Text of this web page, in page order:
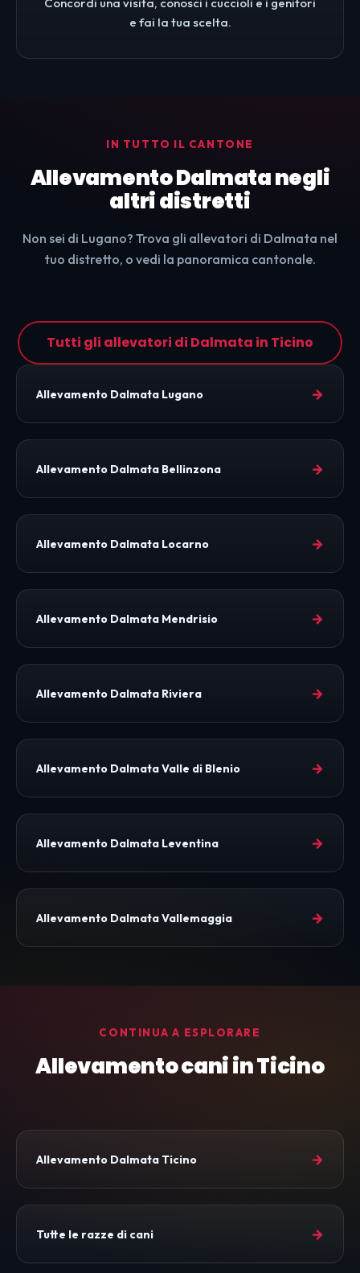
e fai la tua scelta.
IN TUTTO IL CANTONE
Allevamento Dalmata negli
altri distretti
Non sei di Lugano? Trova gli allevatori di Dalmata nel
tuo distretto, o vedi la panoramica cantonale.
Tutti gli allevatori di Dalmata in Ticino
Allevamento Dalmata Lugano →
Allevamento Dalmata Bellinzona →
Allevamento Dalmata Locarno →
Allevamento Dalmata Mendrisio →
Allevamento Dalmata Riviera →
Allevamento Dalmata Valle di Blenio →
Allevamento Dalmata Leventina →
Allevamento Dalmata Vallemaggia →
CONTINUA A ESPLORARE
Allevamento cani in Ticino
Allevamento Dalmata Ticino →
Tutte le razze di cani →